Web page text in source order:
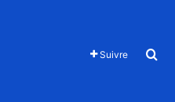
Suivre